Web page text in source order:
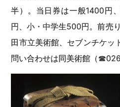
半）。当日券は一般1400円
円、小・中学生500円。前売
田市立美術館、セブンチケッ
問い合わせは同美術館（